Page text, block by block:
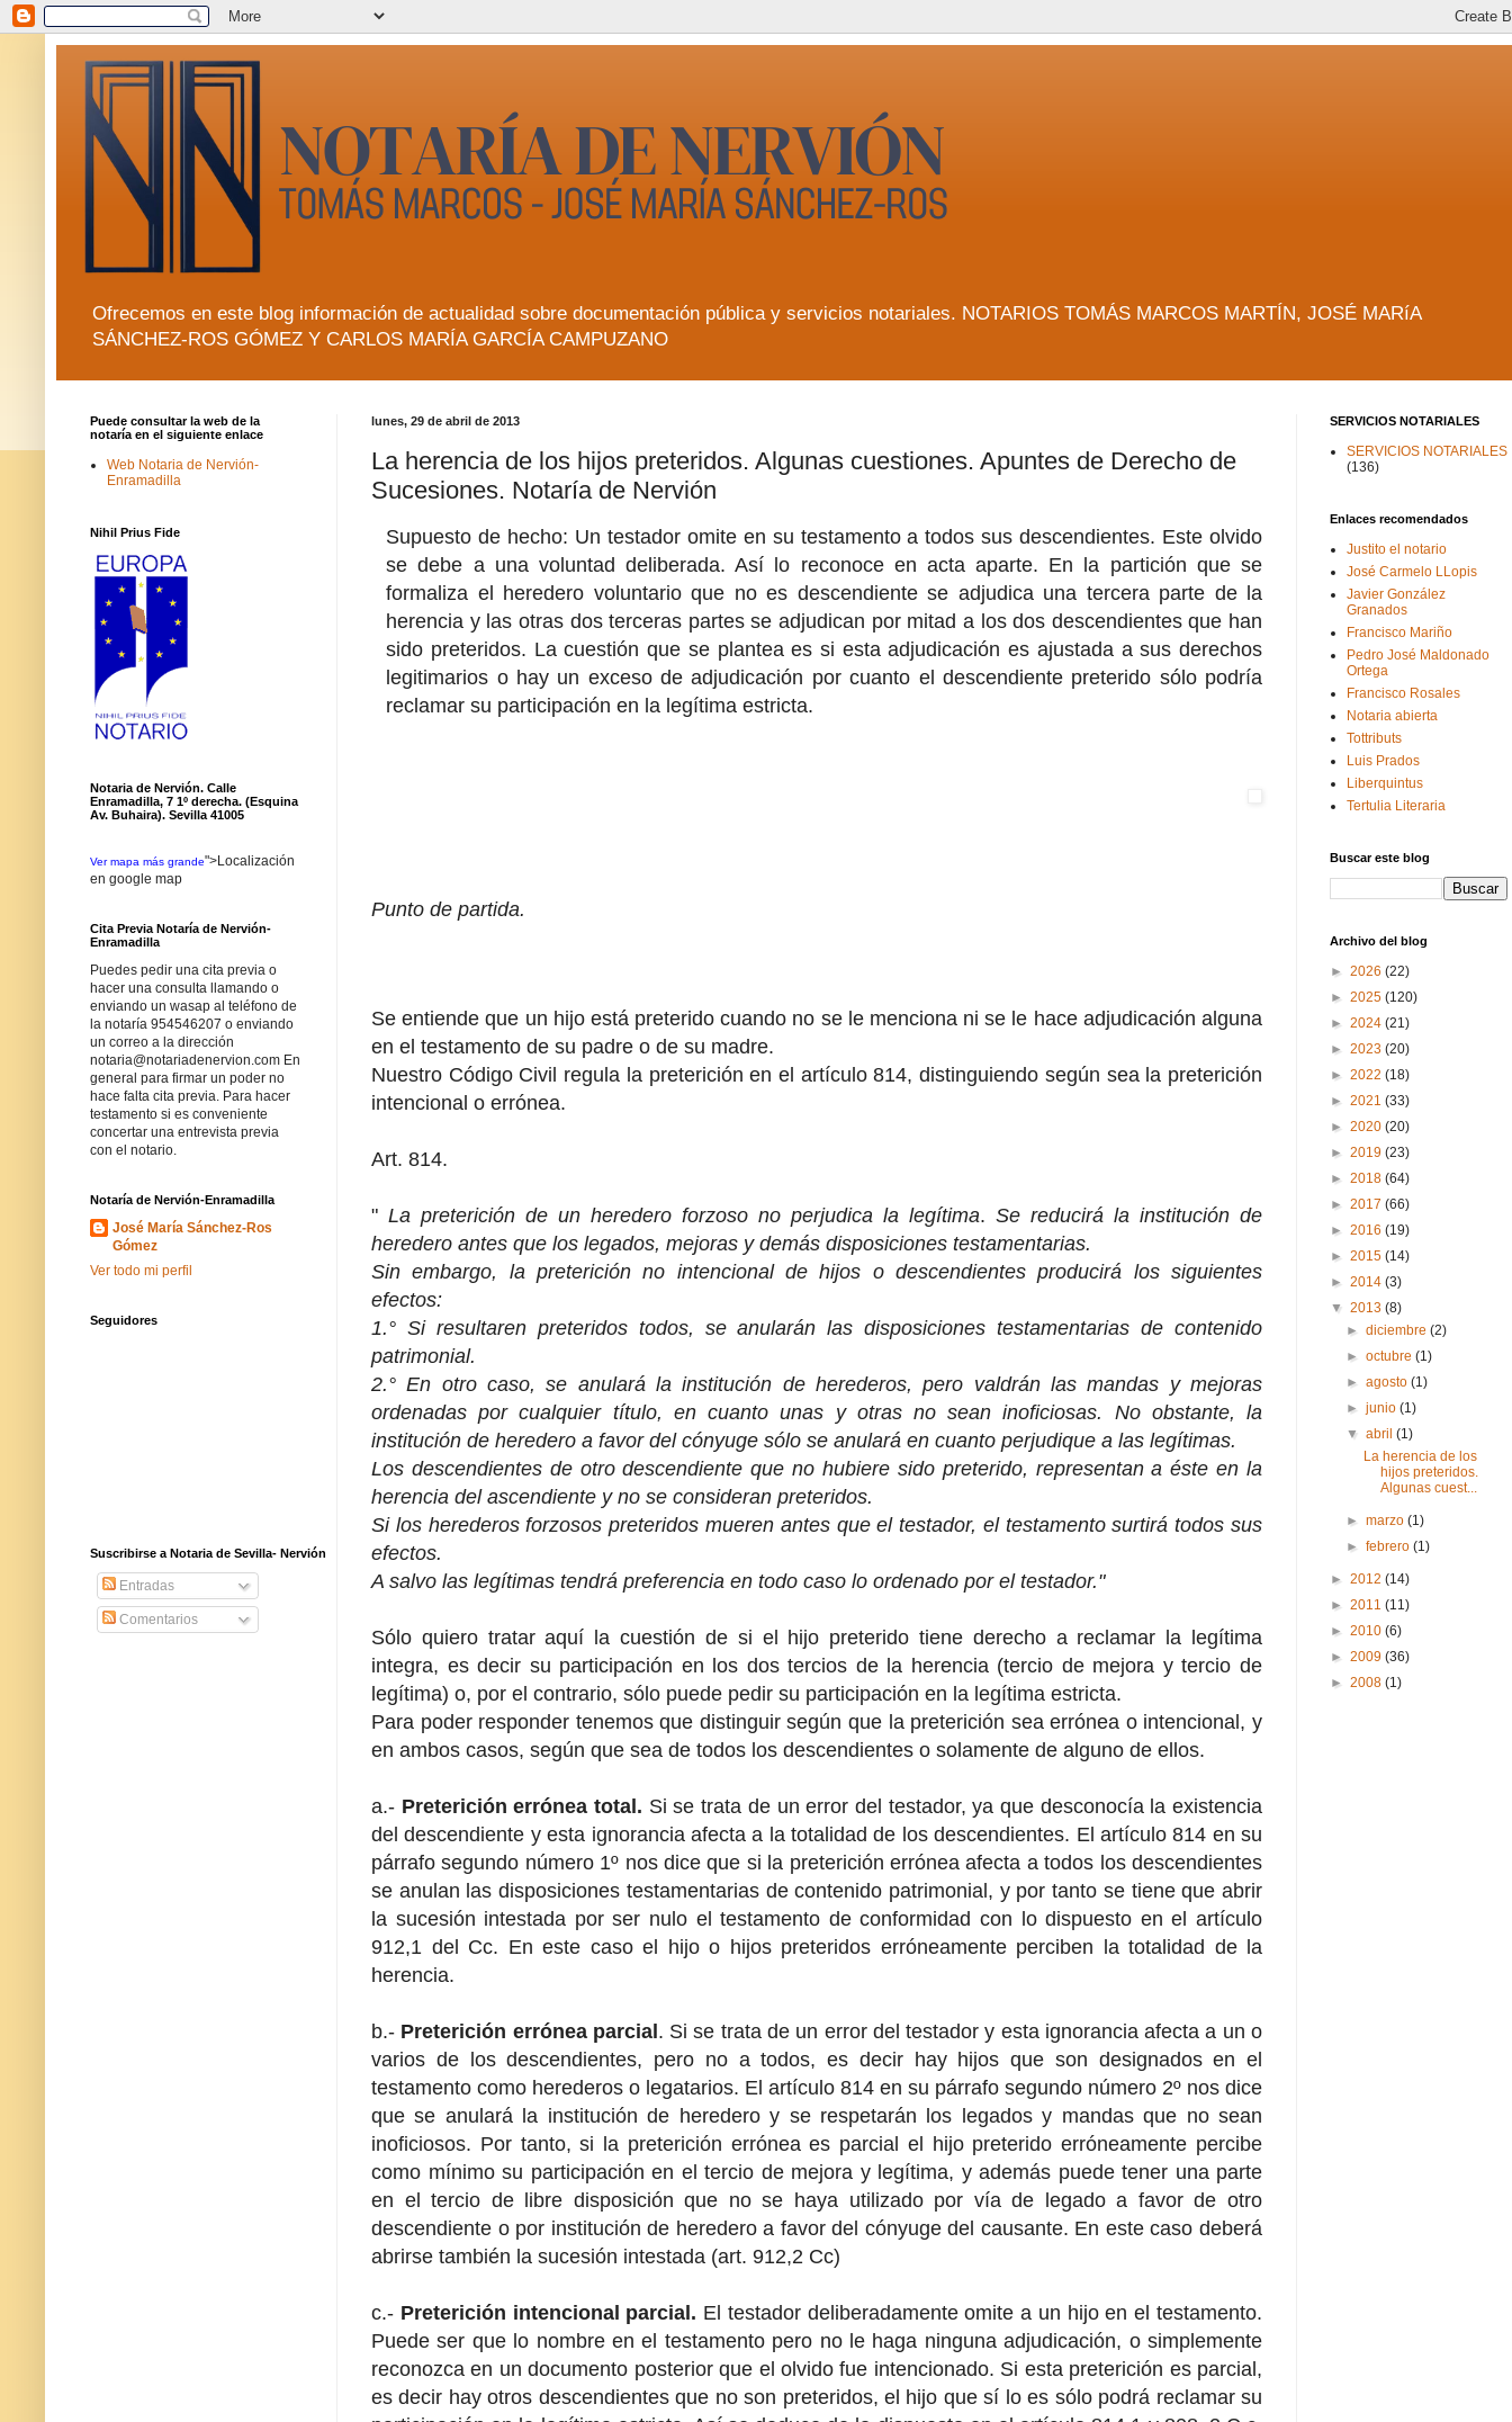
Ofrecemos en este blog información de actualidad sobre documentación pública y servicios notariales. NOTARIOS TOMÁS MARCOS MARTÍN, JOSÉ MARíA
SÁNCHEZ-ROS GÓMEZ Y CARLOS MARÍA GARCÍA CAMPUZANO
lunes, 29 de abril de 2013
La herencia de los hijos preteridos. Algunas cuestiones. Apuntes de Derecho de
Sucesiones. Notaría de Nervión
Supuesto de hecho: Un testador omite en su testamento a todos sus descendientes. Este olvido
se debe a una voluntad deliberada. Así lo reconoce en acta aparte. En la partición que se
formaliza el heredero voluntario que no es descendiente se adjudica una tercera parte de la
herencia y las otras dos terceras partes se adjudican por mitad a los dos descendientes que han
sido preteridos. La cuestión que se plantea es si esta adjudicación es ajustada a sus derechos
legitimarios o hay un exceso de adjudicación por cuanto el descendiente preterido sólo podría
reclamar su participación en la legítima estricta.
Punto de partida.
Se entiende que un hijo está preterido cuando no se le menciona ni se le hace adjudicación alguna
en el testamento de su padre o de su madre.
Nuestro Código Civil regula la preterición en el artículo 814, distinguiendo según sea la preterición
intencional o errónea.
Art. 814.
" La preterición de un heredero forzoso no perjudica la legítima. Se reducirá la institución de
heredero antes que los legados, mejoras y demás disposiciones testamentarias.
Sin embargo, la preterición no intencional de hijos o descendientes producirá los siguientes
efectos:
1.° Si resultaren preteridos todos, se anularán las disposiciones testamentarias de contenido
patrimonial.
2.° En otro caso, se anulará la institución de herederos, pero valdrán las mandas y mejoras
ordenadas por cualquier título, en cuanto unas y otras no sean inoficiosas. No obstante, la
institución de heredero a favor del cónyuge sólo se anulará en cuanto perjudique a las legítimas.
Los descendientes de otro descendiente que no hubiere sido preterido, representan a éste en la
herencia del ascendiente y no se consideran preteridos.
Si los herederos forzosos preteridos mueren antes que el testador, el testamento surtirá todos sus
efectos.
A salvo las legítimas tendrá preferencia en todo caso lo ordenado por el testador."
Sólo quiero tratar aquí la cuestión de si el hijo preterido tiene derecho a reclamar la legítima
integra, es decir su participación en los dos tercios de la herencia (tercio de mejora y tercio de
legítima) o, por el contrario, sólo puede pedir su participación en la legítima estricta.
Para poder responder tenemos que distinguir según que la preterición sea errónea o intencional, y
en ambos casos, según que sea de todos los descendientes o solamente de alguno de ellos.
a.- Preterición errónea total. Si se trata de un error del testador, ya que desconocía la existencia
del descendiente y esta ignorancia afecta a la totalidad de los descendientes. El artículo 814 en su
párrafo segundo número 1º nos dice que si la preterición errónea afecta a todos los descendientes
se anulan las disposiciones testamentarias de contenido patrimonial, y por tanto se tiene que abrir
la sucesión intestada por ser nulo el testamento de conformidad con lo dispuesto en el artículo
912,1 del Cc. En este caso el hijo o hijos preteridos erróneamente perciben la totalidad de la
herencia.
b.- Preterición errónea parcial . Si se trata de un error del testador y esta ignorancia afecta a un o
varios de los descendientes, pero no a todos, es decir hay hijos que son designados en el
testamento como herederos o legatarios. El artículo 814 en su párrafo segundo número 2º nos dice
que se anulará la institución de heredero y se respetarán los legados y mandas que no sean
inoficiosos. Por tanto, si la preterición errónea es parcial el hijo preterido erróneamente percibe
como mínimo su participación en el tercio de mejora y legítima, y además puede tener una parte
en el tercio de libre disposición que no se haya utilizado por vía de legado a favor de otro
descendiente o por institución de heredero a favor del cónyuge del causante. En este caso deberá
abrirse también la sucesión intestada (art. 912,2 Cc)
c.- Preterición intencional parcial. El testador deliberadamente omite a un hijo en el testamento.
Puede ser que lo nombre en el testamento pero no le haga ninguna adjudicación, o simplemente
reconozca en un documento posterior que el olvido fue intencionado. Si esta preterición es parcial,
es decir hay otros descendientes que no son preteridos, el hijo que sí lo es sólo podrá reclamar su
Puede consultar la web de la
notaría en el siguiente enlace
Web Notaria de Nervión-
Enramadilla
Nihil Prius Fide
Notaria de Nervión. Calle
Enramadilla, 7 1º derecha. (Esquina
Av. Buhaira). Sevilla 41005
Ver mapa más grande">Localización
en google map
Cita Previa Notaría de Nervión-
Enramadilla
Puedes pedir una cita previa o
hacer una consulta llamando o
enviando un wasap al teléfono de
la notaría 954546207 o enviando
un correo a la dirección
notaria@notariadenervion.com En
general para firmar un poder no
hace falta cita previa. Para hacer
testamento si es conveniente
concertar una entrevista previa
con el notario.
Notaría de Nervión-Enramadilla
José María Sánchez-Ros
Gómez
Ver todo mi perfil
Seguidores
Suscribirse a Notaria de Sevilla- Nervión
Entradas
Comentarios
SERVICIOS NOTARIALES
SERVICIOS NOTARIALES
(136)
Enlaces recomendados
Justito el notario
José Carmelo LLopis
Javier González
Granados
Francisco Mariño
Pedro José Maldonado
Ortega
Francisco Rosales
Notaria abierta
Tottributs
Luis Prados
Liberquintus
Tertulia Literaria
Buscar este blog
Archivo del blog
► 2026 (22)
► 2025 (120)
► 2024 (21)
► 2023 (20)
► 2022 (18)
► 2021 (33)
► 2020 (20)
► 2019 (23)
► 2018 (64)
► 2017 (66)
► 2016 (19)
► 2015 (14)
► 2014 (3)
▼ 2013 (8)
►diciembre(2)
►octubre(1)
►agosto(1)
►junio(1)
▼abril(1)
La herencia de los
hijos preteridos.
Algunas cuest...
►marzo(1)
►febrero(1)
► 2012 (14)
► 2011 (11)
► 2010 (6)
► 2009 (36)
► 2008 (1)